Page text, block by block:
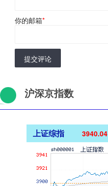
你的邮箱*
提交评论
沪深京指数
上证综指 3940.04